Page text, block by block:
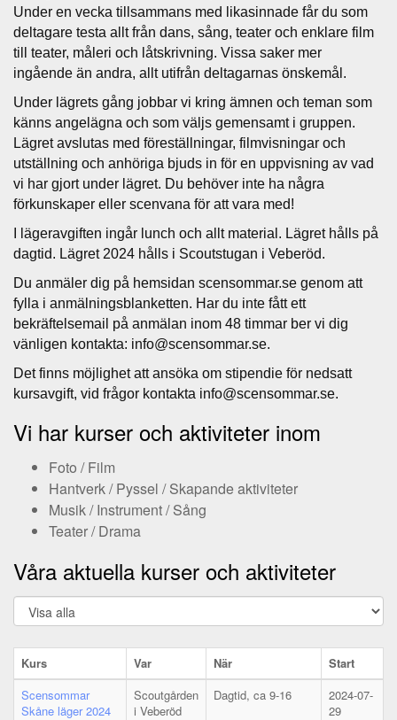
Under en vecka tillsammans med likasinnade får du som
deltagare testa allt från dans, sång, teater och enklare film
till teater, måleri och låtskrivning. Vissa saker mer
ingående än andra, allt utifrån deltagarnas önskemål.
Under lägrets gång jobbar vi kring ämnen och teman som
känns angelägna och som väljs gemensamt i gruppen.
Lägret avslutas med föreställningar, filmvisningar och
utställning och anhöriga bjuds in för en uppvisning av vad
vi har gjort under lägret. Du behöver inte ha några
förkunskaper eller scenvana för att vara med!
I lägeravgiften ingår lunch och allt material. Lägret hålls på
dagtid. Lägret 2024 hålls i Scoutstugan i Veberöd.
Du anmäler dig på hemsidan scensommar.se genom att
fylla i anmälningsblanketten. Har du inte fått ett
bekräftelsemail på anmälan inom 48 timmar ber vi dig
vänligen kontakta: info@scensommar.se.
Det finns möjlighet att ansöka om stipendie för nedsatt
kursavgift, vid frågor kontakta info@scensommar.se.
Vi har kurser och aktiviteter inom
Foto / Film
Hantverk / Pyssel / Skapande aktiviteter
Musik / Instrument / Sång
Teater / Drama
Våra aktuella kurser och aktiviteter
Kurs Var När
Start
Scensommar
Skåne läger 2024
Scoutgården
i Veberöd
Dagtid, ca 9-16
2024-07-
29